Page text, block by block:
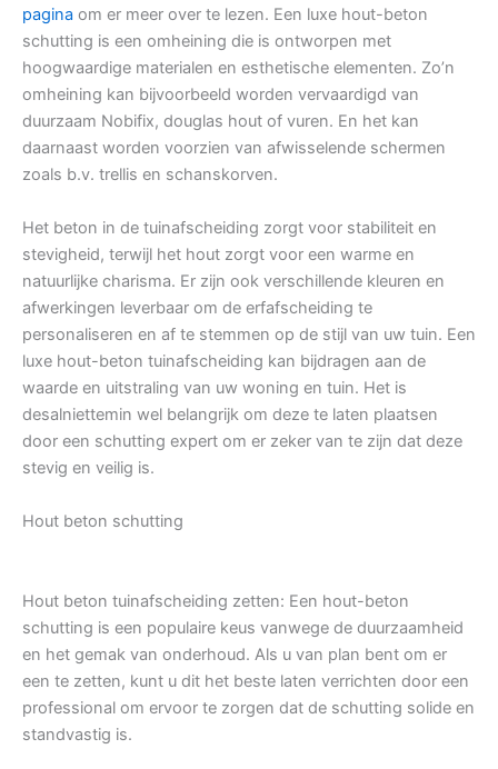
pagina om er meer over te lezen. Een luxe hout-beton
schutting is een omheining die is ontworpen met
hoogwaardige materialen en esthetische elementen. Zo’n
omheining kan bijvoorbeeld worden vervaardigd van
duurzaam Nobifix, douglas hout of vuren. En het kan
daarnaast worden voorzien van afwisselende schermen
zoals b.v. trellis en schanskorven.
Het beton in de tuinafscheiding zorgt voor stabiliteit en
stevigheid, terwijl het hout zorgt voor een warme en
natuurlijke charisma. Er zijn ook verschillende kleuren en
afwerkingen leverbaar om de erfafscheiding te
personaliseren en af te stemmen op de stijl van uw tuin. Een
luxe hout-beton tuinafscheiding kan bijdragen aan de
waarde en uitstraling van uw woning en tuin. Het is
desalniettemin wel belangrijk om deze te laten plaatsen
door een schutting expert om er zeker van te zijn dat deze
stevig en veilig is.
Hout beton schutting
Hout beton tuinafscheiding zetten: Een hout-beton
schutting is een populaire keus vanwege de duurzaamheid
en het gemak van onderhoud. Als u van plan bent om er
een te zetten, kunt u dit het beste laten verrichten door een
professional om ervoor te zorgen dat de schutting solide en
standvastig is.